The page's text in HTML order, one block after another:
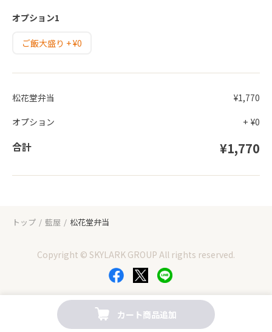
オプション1
ご飯大盛り + ¥0
松花堂弁当
¥1,770
オプション
+ ¥0
合計 ¥1,770
トップ 藍屋 松花堂弁当
Copyright © SKYLARK GROUP All rights reserved.
カート商品追加